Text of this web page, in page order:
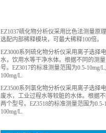
EZ1037硫化物分析仪采用比色法测量原
选配内部稀释模块，可最大稀释100倍。
EZ3000系列硫化物分析仪采用离子选择
水，饮用水等干净水体。根据不同的测
号。EZ3017的标准测量范围为0.5-10mg/
100mg/L.
EZ3500系列氯化物分析仪采用离子选择
废水，工业过程水等较脏的水体。根据
两个型号。EZ3518的标准测量范围为
100mg/L.